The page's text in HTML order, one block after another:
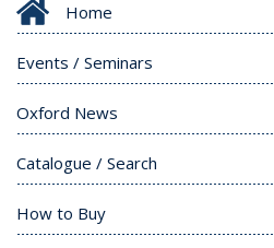
Home
Events / Seminars
Oxford News
Catalogue / Search
How to Buy